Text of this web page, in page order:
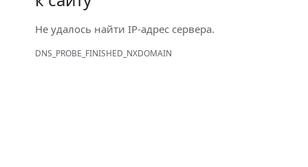
Не удалось найти IP-адрес сервера.
DNS_PROBE_FINISHED_NXDOMAIN